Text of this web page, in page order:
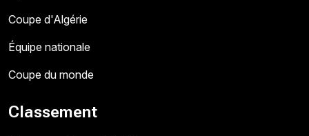
Coupe d'Algérie
Équipe nationale
Coupe du monde
Classement